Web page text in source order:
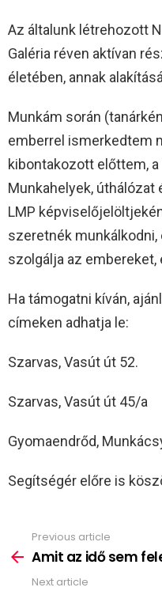
Az általunk létrehozott
Galéria réven aktívan
életében, annak
Munkám során
emberrel ismerkedtem
kibontakozott előttem, a
Munkahelyek, úthálózat
LMP
szeretnék munkálkodni,
szolgálja az embereket,
Ha támogatni kíván,
címeken adhatja le:
Szarvas, Vasút út 52.
Szarvas, Vasút út 45/a
Gyomaendrőd,
Segítségér előre is
more
Previous article
Amit az idő sem
Next article